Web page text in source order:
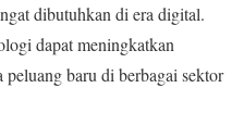
dibutuhkan di era digital.
dapat meningkatkan
baru di berbagai sektor